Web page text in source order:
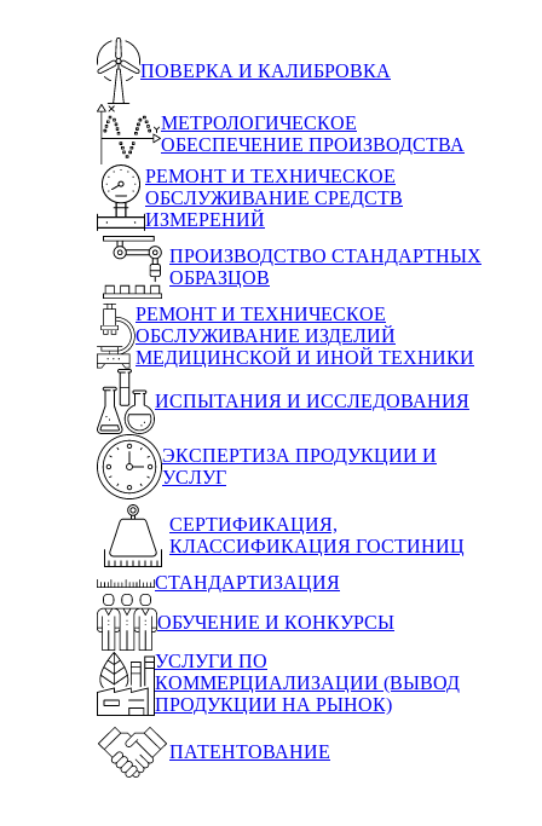
ПОВЕРКА И КАЛИБРОВКА
МЕТРОЛОГИЧЕСКОЕ
ОБЕСПЕЧЕНИЕ ПРОИЗВОДСТВА
РЕМОНТ И ТЕХНИЧЕСКОЕ
ОБСЛУЖИВАНИЕ СРЕДСТВ
ИЗМЕРЕНИЙ
ПРОИЗВОДСТВО СТАНДАРТНЫХ
ОБРАЗЦОВ
РЕМОНТ И ТЕХНИЧЕСКОЕ
ОБСЛУЖИВАНИЕ ИЗДЕЛИЙ
МЕДИЦИНСКОЙ И ИНОЙ ТЕХНИКИ
ИСПЫТАНИЯ И ИССЛЕДОВАНИЯ
ЭКСПЕРТИЗА ПРОДУКЦИИ И
УСЛУГ
СЕРТИФИКАЦИЯ,
КЛАССИФИКАЦИЯ ГОСТИНИЦ
СТАНДАРТИЗАЦИЯ
ОБУЧЕНИЕ И КОНКУРСЫ
УСЛУГИ ПО
КОММЕРЦИАЛИЗАЦИИ (ВЫВОД
ПРОДУКЦИИ НА РЫНОК)
ПАТЕНТОВАНИЕ